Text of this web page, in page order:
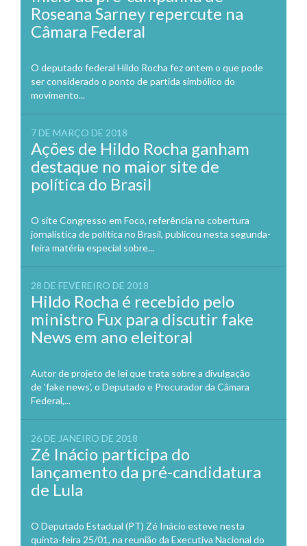
Roseana Sarney repercute na
Câmara Federal
O deputado federal Hildo Rocha fez ontem o que pode
ser considerado o ponto de partida simbólico do
movimento...
7 DE MARÇO DE 2018
Ações de Hildo Rocha ganham
destaque no maior site de
política do Brasil
O site Congresso em Foco, referência na cobertura
jornalística de política no Brasil, publicou nesta segunda-
feira matéria especial sobre...
28 DE FEVEREIRO DE 2018
Hildo Rocha é recebido pelo
ministro Fux para discutir fake
News em ano eleitoral
Autor de projeto de lei que trata sobre a divulgação
de ‘fake news’, o Deputado e Procurador da Câmara
Federal,...
26 DE JANEIRO DE 2018
Zé Inácio participa do
lançamento da pré-candidatura
de Lula
O Deputado Estadual (PT) Zé Inácio esteve nesta
quinta-feira 25/01, na reunião da Executiva Nacional do